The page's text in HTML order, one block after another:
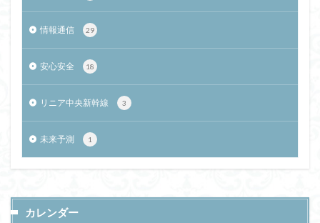
情報通信 29
安心安全 18
リニア中央新幹線 3
未来予測 1
カレンダー